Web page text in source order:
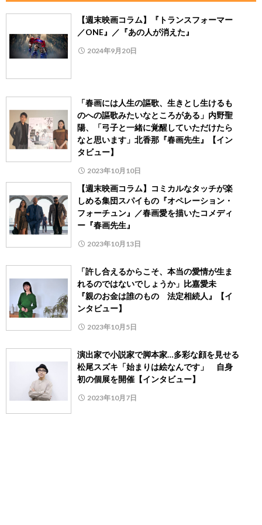
【週末映画コラム】『トランスフォーマー
／ONE』／『あの人が消えた』
2024年9月20日
「春画には人生の謳歌、生きとし生けるも
のへの謳歌みたいなところがある」内野聖
陽、「弓子と一緒に覚醒していただけたら
なと思います」北香那『春画先生』【イン
タビュー】
2023年10月10日
【週末映画コラム】コミカルなタッチが楽
しめる集団スパイもの『オペレーション・
フォーチュン』／春画愛を描いたコメディ
ー『春画先生』
2023年10月13日
「許し合えるからこそ、本当の愛情が生ま
れるのではないでしょうか」比嘉愛未
『親のお金は誰のもの 法定相続人』【イ
ンタビュー】
2023年10月5日
演出家で小説家で脚本家…多彩な顔を見せる
松尾スズキ「始まりは絵なんです」 自身
初の個展を開催【インタビュー】
2023年10月7日